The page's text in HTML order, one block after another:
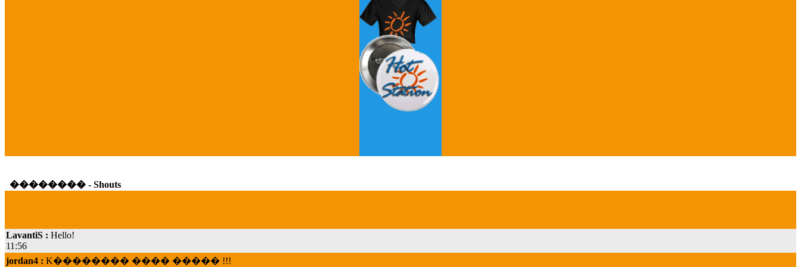
Grey's Anatomy
�������� - Shouts
11:56
jordan4 :K�������� ���� ����� !!!
19:45